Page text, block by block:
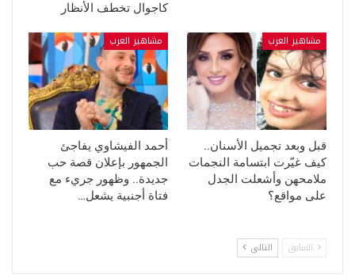
كاجوال تخطف الأنظار
مشاهير العرب
قبل وبعد تجميل الأسنان..
كيف غيّرت ابتسامة النجمات
ملامحهن وأشعلت الجدل
على مواقع؟
مشاهير العرب
أحمد الفيشاوي يفاجئ
الجمهور بإعلان قصة حب
جديدة.. وظهور جريء مع
فتاة أجنبية يشعل…
السابق التالي